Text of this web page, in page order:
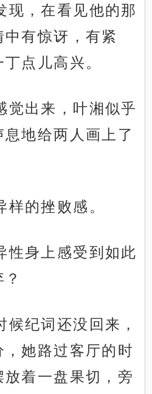
现，在看见他的那
有惊讶，有紧
点儿高兴。
觉出来，叶湘似乎
地给两人画上了
的挫败感。
性身上感受到如此
候纪词还没回来，
她路过客厅的时
着一盘果切，旁